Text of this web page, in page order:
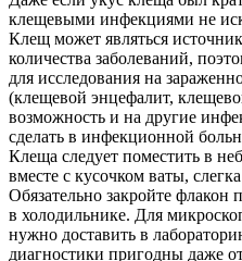
клещевыми инфекциями не
Клещ может являться
количества заболеваний,
для исследования на
(клещевой энцефалит,
возможность и на другие
сделать в инфекционной
Клеща следует поместить в
вместе с кусочком ваты,
Обязательно закройте
в холодильнике. Для
нужно доставить в
диагностики пригодны даже